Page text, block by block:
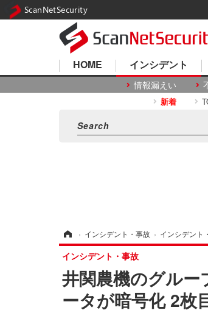
HOME インシデント
情報漏えい
新着
› インシデント・事故 › インシデント
井関農機のグル
ータが暗号化 2枚
インシデント・事故
ScanNetSecurity